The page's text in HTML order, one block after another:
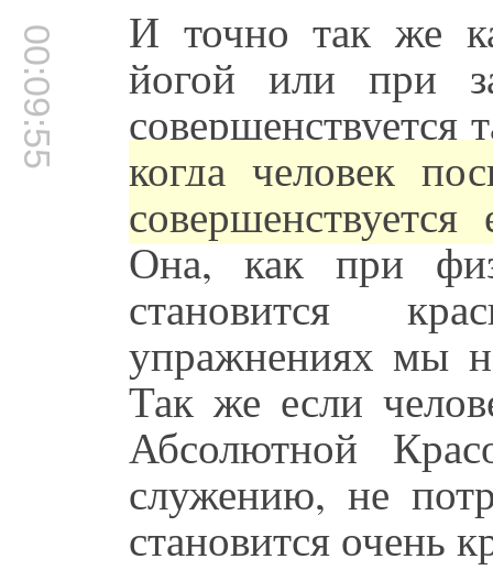
00:09:55 И точно так же
йогой или при
совершенствуется
когда человек
Она, как при
становится
упражнениях мы
Так же если
Абсолютной
служению, не
становится очень